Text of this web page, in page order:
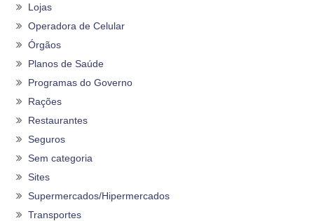
Lojas
Operadora de Celular
Órgãos
Planos de Saúde
Programas do Governo
Rações
Restaurantes
Seguros
Sem categoria
Sites
Supermercados/Hipermercados
Transportes